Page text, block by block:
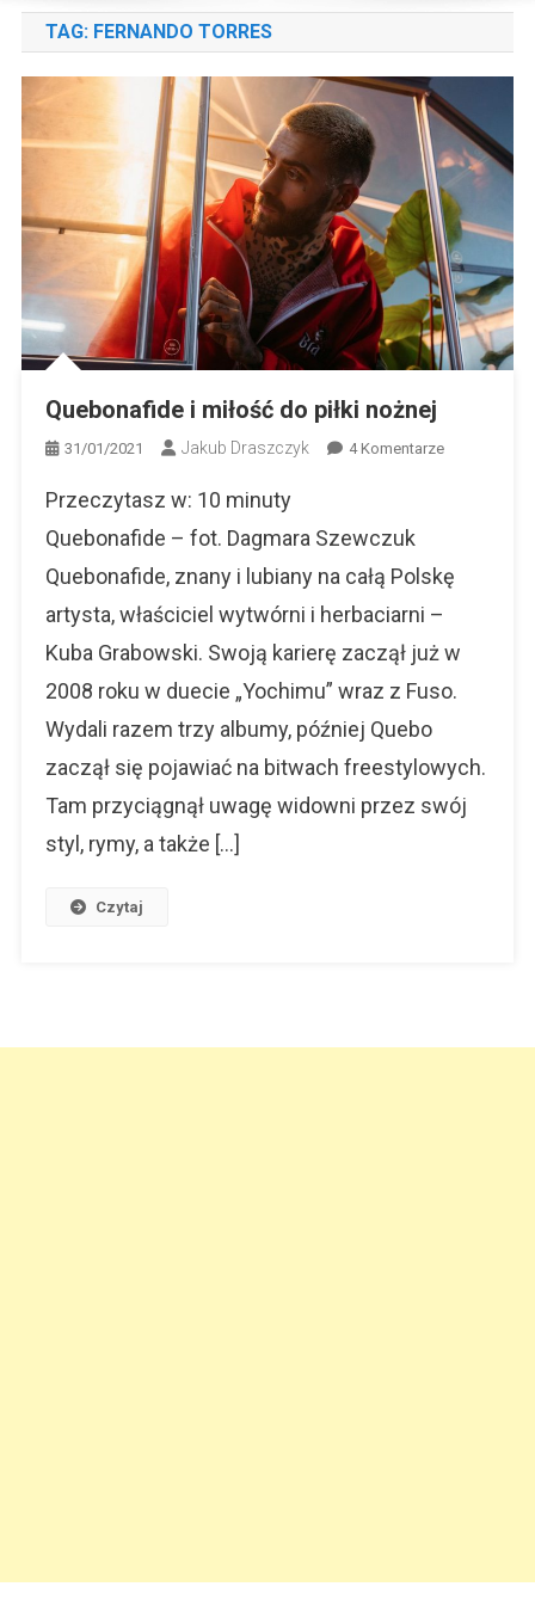
TAG: FERNANDO TORRES
Quebonafide i miłość do piłki nożnej
31/01/2021 Jakub Draszczyk 4 KomentarzeDo
Piłki
Przeczytasz w: 10 minuty
Quebonafide – fot. Dagmara Szewczuk
Quebonafide, znany i lubiany na całą Polskę
artysta, właściciel wytwórni i herbaciarni –
Kuba Grabowski. Swoją karierę zaczął już w
2008 roku w duecie „Yochimu” wraz z Fuso.
Wydali razem trzy albumy, później Quebo
zaczął się pojawiać na bitwach freestylowych.
Tam przyciągnął uwagę widowni przez swój
styl, rymy, a także […]
Czytaj